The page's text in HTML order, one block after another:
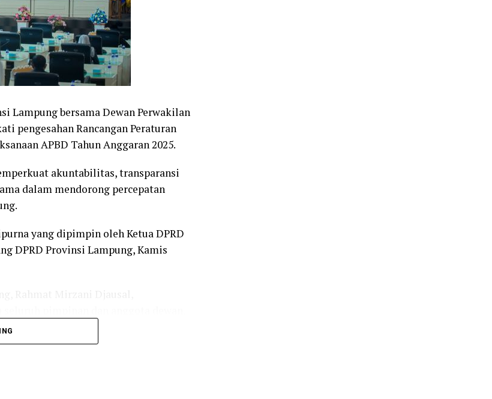
Lampung bersama Dewan Perwakilan
pengesahan Rancangan Peraturan
APBD Tahun Anggaran 2025.
akuntabilitas, transparansi
dalam mendorong percepatan
yang dipimpin oleh Ketua DPRD
DPRD Provinsi Lampung, Kamis
yang telah bekerja maksimal dalam